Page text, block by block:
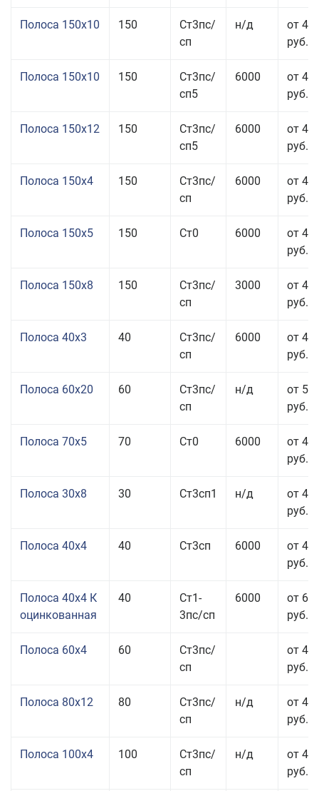
Полоса 150x10 150
Ст3пс/
сп
н/д
от 43
руб.
Полоса 150x10 150
Ст3пс/
сп5
6000
от 43
руб.
Полоса 150x12 150
Ст3пс/
сп5
6000
от 45
руб.
Полоса 150x4 150
Ст3пс/
сп
6000
от 46
руб.
Полоса 150x5 150 Ст0 6000
от 46
руб.
Полоса 150x8 150
Ст3пс/
сп
3000
от 42
руб.
Полоса 40x3 40
Ст3пс/
сп
6000
от 46
руб.
Полоса 60x20 60
Ст3пс/
сп
н/д
от 53
руб.
Полоса 70x5 70 Ст0 6000
от 45
руб.
Полоса 30x8 30 Ст3сп1 н/д
от 44
руб.
Полоса 40x4 40 Ст3сп 6000
от 43
руб.
Полоса 40x4 К
оцинкованная
40
Ст1-
3пс/сп
6000
от 68
руб.
Полоса 60x4 60
Ст3пс/
сп
от 43
руб.
Полоса 80x12 80
Ст3пс/
сп
н/д
от 46
руб.
Полоса 100x4 100
Ст3пс/
сп
н/д
от 44
руб.